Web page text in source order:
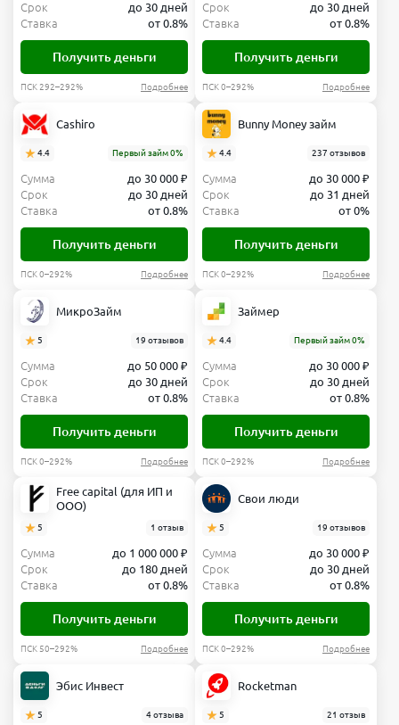
Срок
до 30 дней
Ставка
от 0.8%
Получить деньги
ПСК 292–292% Подробнее
Срок
до 30 дней
Ставка
от 0.8%
Получить деньги
ПСК 0–292% Подробнее
Cashiro
4.4 Первый займ 0%
Сумма
до 30 000 ₽
Срок
до 30 дней
Ставка
от 0.8%
Получить деньги
ПСК 0–292% Подробнее
Bunny Money займ
4.4 237 отзывов
Сумма
до 30 000 ₽
Срок
до 31 дней
Ставка
от 0%
Получить деньги
ПСК 0–292% Подробнее
МикроЗайм
5 19 отзывов
Сумма
до 50 000 ₽
Срок
до 30 дней
Ставка
от 0.8%
Получить деньги
ПСК 0–292% Подробнее
Займер
4.4 Первый займ 0%
Сумма
до 30 000 ₽
Срок
до 30 дней
Ставка
от 0.8%
Получить деньги
ПСК 0–292% Подробнее
Free capital (для ИП и
ООО)
5 1 отзыв
Сумма
до 1 000 000 ₽
Срок
до 180 дней
Ставка
от 0.8%
Получить деньги
ПСК 50–292% Подробнее
Свои люди
5 19 отзывов
Сумма
до 30 000 ₽
Срок
до 30 дней
Ставка
от 0.8%
Получить деньги
ПСК 0–292% Подробнее
Эбис Инвест
5 4 отзыва
Rocketman
5 21 отзыв